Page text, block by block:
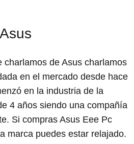
charlamos de Asus charlamos
en el mercado desde hace
en la industria de la
4 años siendo una compañía
Si compras Asus Eee Pc
marca puedes estar relajado.